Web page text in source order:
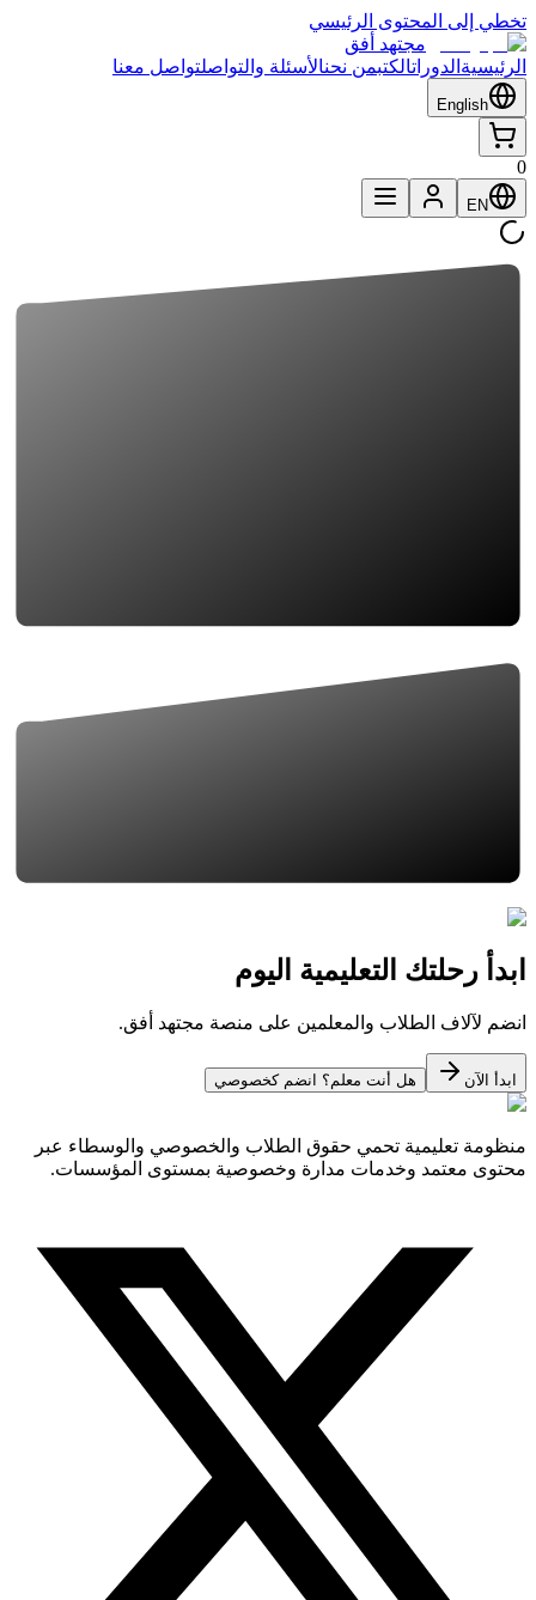
تخطي إلى المحتوى الرئيسي
مجتهد أفق
الرئيسية الدوراتالكتبمن نحنالأسئلة والتواصلتواصل معنا
English
0
EN
ابدأ رحلتك التعليمية اليوم
انضم لآلاف الطلاب والمعلمين على منصة مجتهد أفق.
ابدأ الآن هل أنت معلم؟ انضم كخصوصي
منظومة تعليمية تحمي حقوق الطلاب والخصوصي والوسطاء عبر
محتوى معتمد وخدمات مدارة وخصوصية بمستوى المؤسسات.